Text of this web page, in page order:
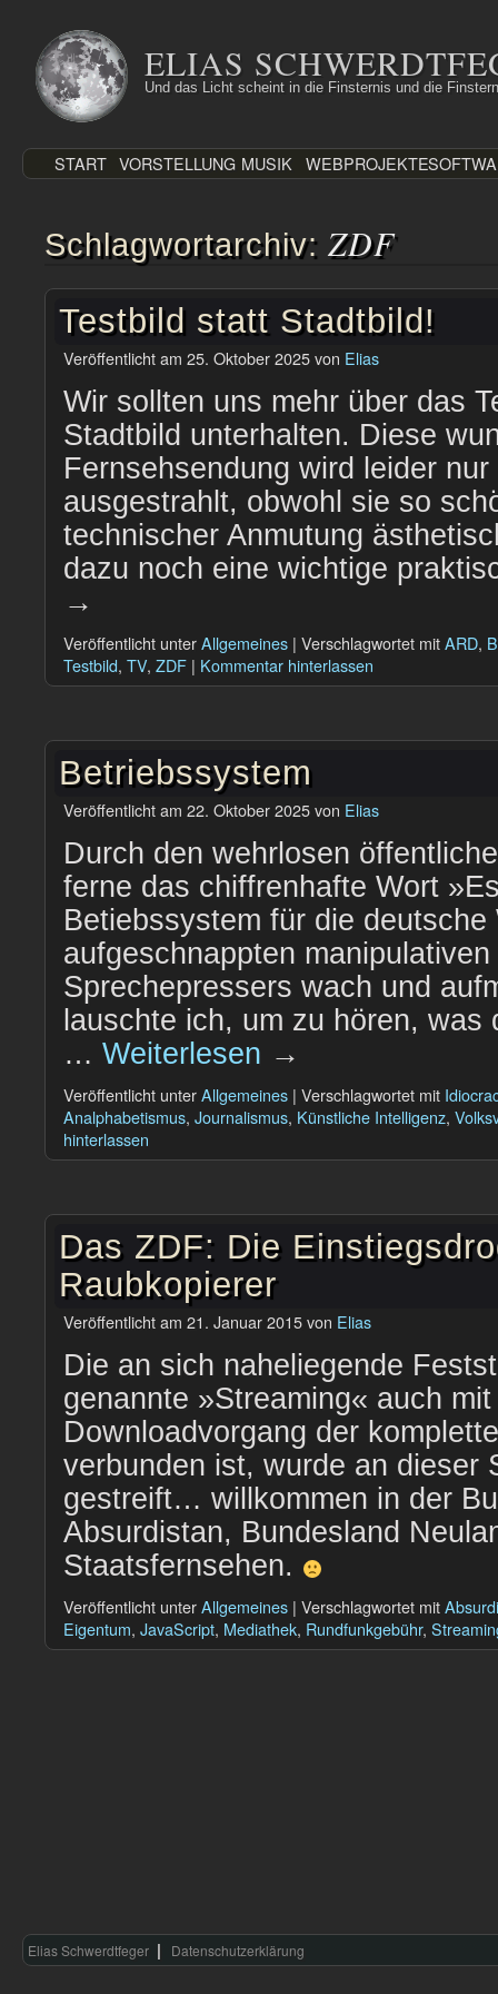
Inhalt
springen
ELIAS
Und das Licht scheint in die Finsternis und die
START VORSTELLUNG MUSIK WEBPROJEKTE
Schlagwortarchiv: ZDF
Testbild statt Stadtbild!
Veröffentlicht am 25. Oktober 2025von Elias
Wir sollten uns mehr über das
Stadtbild unterhalten. Diese
Fernsehsendung wird leider
ausgestrahlt, obwohl sie so
technischer Anmutung
dazu noch eine wichtige
→
Veröffentlicht unterAllgemeines | Verschlagwortet mitARD,
Testbild, TV, ZDF | Kommentar hinterlassen
Betriebssystem
Veröffentlicht am 22. Oktober 2025von Elias
Durch den wehrlosen
ferne das chiffrenhafte Wort
Betiebssystem für die
aufgeschnappten
Sprechepressers wach und
lauschte ich, um zu hören, was
… Weiterlesen →
Veröffentlicht unterAllgemeines | Verschlagwortet mit
Analphabetismus, Journalismus, Künstliche Intelligenz,
hinterlassen
Das ZDF: Die
Raubkopierer
Veröffentlicht am 21. Januar 2015von Elias
Die an sich naheliegende
genannte »Streaming« auch
Downloadvorgang der
verbunden ist, wurde an dieser
gestreift… willkommen in der
Absurdistan, Bundesland
Staatsfernsehen.
Veröffentlicht unterAllgemeines | Verschlagwortet mit
Eigentum, JavaScript, Mediathek, Rundfunkgebühr,
Elias Schwerdtfeger Datenschutzerklärung